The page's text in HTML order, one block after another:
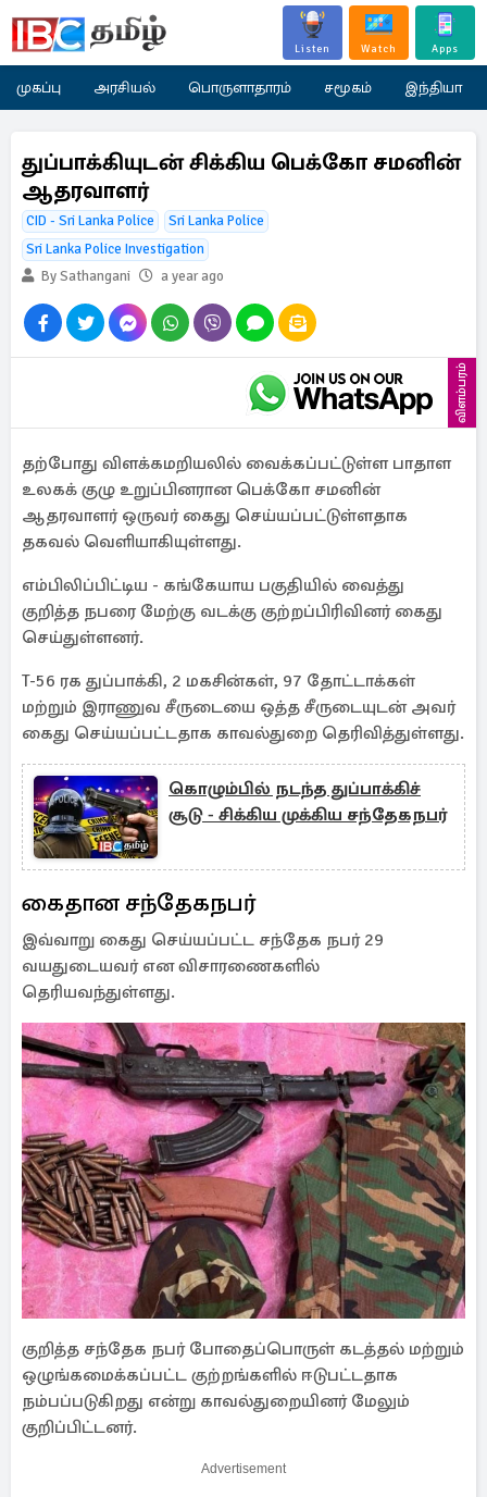
Listen Watch Apps
முகப்பு அரசியல் பொருளாதாரம் சமூகம் இந்தியா
துப்பாக்கியுடன் சிக்கிய பெக்கோ சமனின்
ஆதரவாளர்
CID - Sri Lanka Police
Sri Lanka Police
Sri Lanka Police Investigation
By Sathangani
a year ago
விளம்பரம்
தற்போது விளக்கமறியலில் வைக்கப்பட்டுள்ள பாதாள
உலகக் குழு உறுப்பினரான பெக்கோ சமனின்
ஆதரவாளர் ஒருவர் கைது செய்யப்பட்டுள்ளதாக
தகவல் வெளியாகியுள்ளது.
எம்பிலிப்பிட்டிய - கங்கேயாய பகுதியில் வைத்து
குறித்த நபரை மேற்கு வடக்கு குற்றப்பிரிவினர் கைது
செய்துள்ளனர்.
T-56 ரக துப்பாக்கி, 2 மகசின்கள், 97 தோட்டாக்கள்
மற்றும் இராணுவ சீருடையை ஒத்த சீருடையுடன் அவர்
கைது செய்யப்பட்டதாக காவல்துறை தெரிவித்துள்ளது.
கொழும்பில் நடந்த துப்பாக்கிச்
சூடு - சிக்கிய முக்கிய சந்தேகநபர்
கைதான சந்தேகநபர்
இவ்வாறு கைது செய்யப்பட்ட சந்தேக நபர் 29
வயதுடையவர் என விசாரணைகளில்
தெரியவந்துள்ளது.
குறித்த சந்தேக நபர் போதைப்பொருள் கடத்தல் மற்றும்
ஒழுங்கமைக்கப்பட்ட குற்றங்களில் ஈடுபட்டதாக
நம்பப்படுகிறது என்று காவல்துறையினர் மேலும்
குறிப்பிட்டனர்.
Advertisement